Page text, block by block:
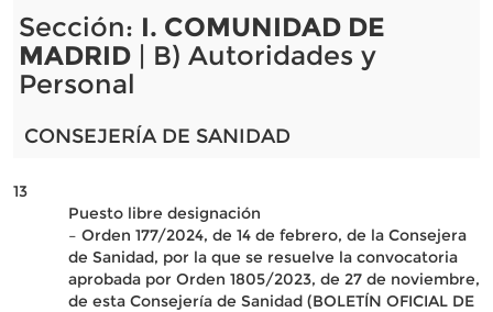
Sección: I. COMUNIDAD DE
MADRID| B) Autoridades y
Personal
CONSEJERÍA DE SANIDAD
13
Puesto libre designación
– Orden 177/2024, de 14 de febrero, de la Consejera
de Sanidad, por la que se resuelve la convocatoria
aprobada por Orden 1805/2023, de 27 de noviembre,
de esta Consejería de Sanidad (BOLETÍN OFICIAL DE